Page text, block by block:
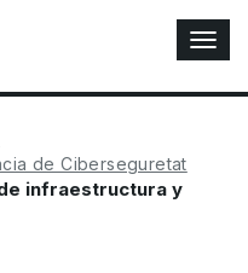
A
l
t
de Ciberseguretat
infraestructura y